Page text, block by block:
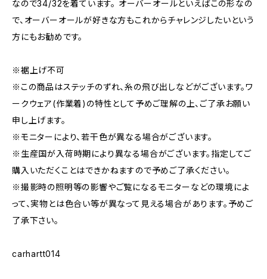
なので34/32を着ています。 オーバーオールといえばこの形なの
で、オーバーオールが好きな方もこれからチャレンジしたいという
方にもお勧めです。
※裾上げ不可
※この商品はステッチのずれ、糸の飛び出しなどがございます。ワ
ークウェア(作業着)の特性として予めご理解の上、ご了承お願い
申し上げます。
※モニターにより、若干色が異なる場合がございます。
※生産国が入荷時期により異なる場合がございます。指定してご
購入いただくことはできかねますので予めご了承ください。
※撮影時の照明等の影響やご覧になるモニターなどの環境によ
って、実物とは色合い等が異なって見える場合があります。予めご
了承下さい。
carhartt014